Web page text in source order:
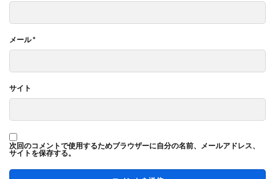
メール*
サイト
次回のコメントで使用するためブラウザーに自分の名前、メールアドレス、
サイトを保存する。